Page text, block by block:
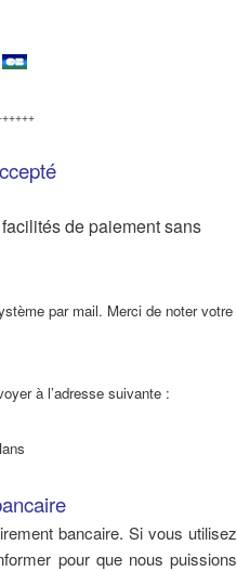
de paiement sans
par mail. Merci de noter votre
à l’adresse suivante :
bancaire. Si vous utilisez
pour que nous puissions